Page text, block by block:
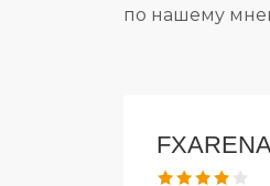
по нашему